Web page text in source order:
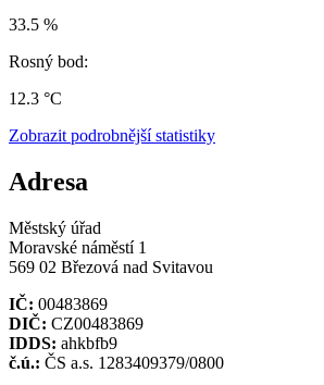
33.5 %
Rosný bod:
12.3 °C
Zobrazit podrobnější statistiky
Adresa
Městský úřad
Moravské náměstí 1
569 02 Březová nad Svitavou
IČ: 00483869
DIČ: CZ00483869
IDDS: ahkbfb9
č.ú.: ČS a.s. 1283409379/0800